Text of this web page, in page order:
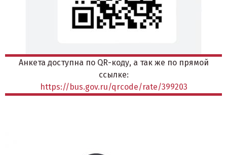
Анкета доступна по QR-коду, а так же по прямой
ссылке:
https://bus.gov.ru/qrcode/rate/399203